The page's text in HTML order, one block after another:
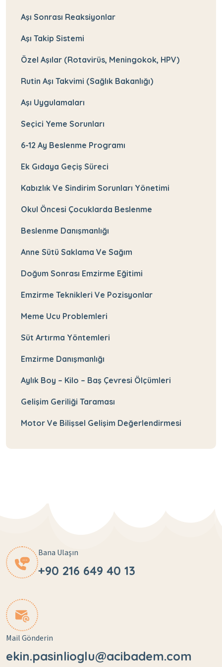
Aşı Sonrası Reaksiyonlar
Aşı Takip Sistemi
Özel Aşılar (Rotavirüs, Meningokok, HPV)
Rutin Aşı Takvimi (Sağlık Bakanlığı)
Aşı Uygulamaları
Seçici Yeme Sorunları
6-12 Ay Beslenme Programı
Ek Gıdaya Geçiş Süreci
Kabızlık Ve Sindirim Sorunları Yönetimi
Okul Öncesi Çocuklarda Beslenme
Beslenme Danışmanlığı
Anne Sütü Saklama Ve Sağım
Doğum Sonrası Emzirme Eğitimi
Emzirme Teknikleri Ve Pozisyonlar
Meme Ucu Problemleri
Süt Artırma Yöntemleri
Emzirme Danışmanlığı
Aylık Boy – Kilo – Baş Çevresi Ölçümleri
Gelişim Geriliği Taraması
Motor Ve Bilişsel Gelişim Değerlendirmesi
Bana Ulaşın
+90 216 649 40 13
Mail Gönderin
ekin.pasinlioglu@acibadem.com